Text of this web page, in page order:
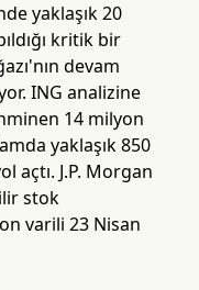
yaklaşık 20
kritik bir
devam
ING analizine
14 milyon
yaklaşık 850
açtı. J.P. Morgan
stok
varili 23 Nisan